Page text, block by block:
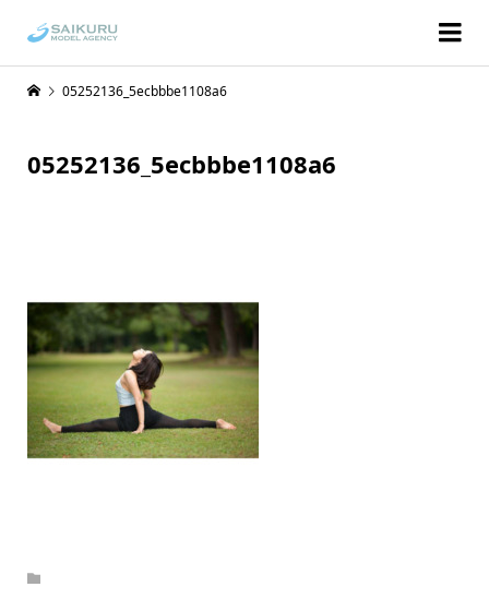
05252136_5ecbbbe1108a6
05252136_5ecbbbe1108a6